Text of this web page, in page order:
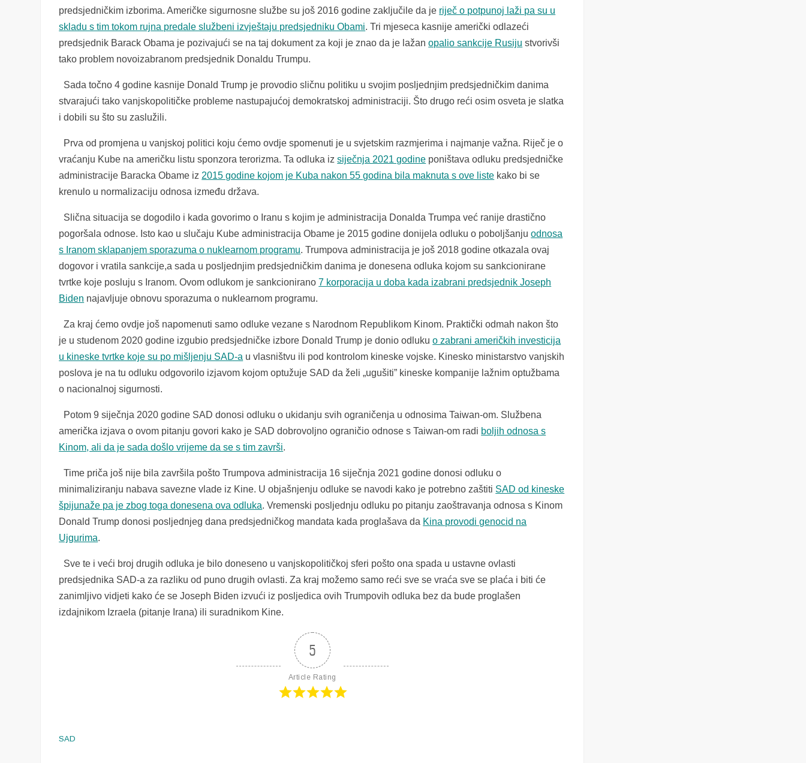
predsjedničkim izborima. Američke sigurnosne službe su još 2016 godine zaključile da je riječ o potpunoj laži pa su u
skladu s tim tokom rujna predale službeni izvještaju predsjedniku Obami. Tri mjeseca kasnije američki odlazeći
predsjednik Barack Obama je pozivajući se na taj dokument za koji je znao da je lažanopalio sankcije Rusiju stvorivši
tako problem novoizabranom predsjednik Donaldu Trumpu.
Sada točno 4 godine kasnije Donald Trump je provodio sličnu politiku u svojim posljednjim predsjedničkim danima
stvarajući tako vanjskopolitičke probleme nastupajućoj demokratskoj administraciji. Što drugo reći osim osveta je slatka
i dobili su što su zaslužili.
Prva od promjena u vanjskoj politici koju ćemo ovdje spomenuti je u svjetskim razmjerima i najmanje važna. Riječ je o
vraćanju Kube na američku listu sponzora terorizma. Ta odluka izsiječnja 2021 godine poništava odluku predsjedničke
administracije Baracka Obame iz 2015 godine kojom je Kuba nakon 55 godina bila maknuta s ove liste kako bi se
krenulo u normalizaciju odnosa između država.
Slična situacija se dogodilo i kada govorimo o Iranu s kojim je administracija Donalda Trumpa već ranije drastično
pogoršala odnose. Isto kao u slučaju Kube administracija Obame je 2015 godine donijela odluku o poboljšanjuodnosa
s Iranom sklapanjem sporazuma o nuklearnom programu. Trumpova administracija je još 2018 godine otkazala ovaj
dogovor i vratila sankcije,a sada u posljednjim predsjedničkim danima je donesena odluka kojom su sankcionirane
tvrtke koje posluju s Iranom. Ovom odlukom je sankcionirano7 korporacija u doba kada izabrani predsjednik Joseph
Biden najavljuje obnovu sporazuma o nuklearnom programu.
Za kraj ćemo ovdje još napomenuti samo odluke vezane s Narodnom Republikom Kinom. Praktički odmah nakon što
je u studenom 2020 godine izgubio predsjedničke izbore Donald Trump je donio odlukuo zabrani američkih investicija
u kineske tvrtke koje su po mišljenju SAD-a u vlasništvu ili pod kontrolom kineske vojske. Kinesko ministarstvo vanjskih
poslova je na tu odluku odgovorilo izjavom kojom optužuje SAD da želi „ugušiti” kineske kompanije lažnim optužbama
o nacionalnoj sigurnosti.
Potom 9 siječnja 2020 godine SAD donosi odluku o ukidanju svih ograničenja u odnosima Taiwan-om. Službena
američka izjava o ovom pitanju govori kako je SAD dobrovoljno ograničio odnose s Taiwan-om radi boljih odnosa s
Kinom, ali da je sada došlo vrijeme da se s tim završi.
Time priča još nije bila završila pošto Trumpova administracija 16 siječnja 2021 godine donosi odluku o
minimaliziranju nabava savezne vlade iz Kine. U objašnjenju odluke se navodi kako je potrebno zaštiti SAD od kineske
špijunaže pa je zbog toga donesena ova odluka. Vremenski posljednju odluku po pitanju zaoštravanja odnosa s Kinom
Donald Trump donosi posljednjeg dana predsjedničkog mandata kada proglašava da Kina provodi genocid na
Ujgurima.
Sve te i veći broj drugih odluka je bilo doneseno u vanjskopolitičkoj sferi pošto ona spada u ustavne ovlasti
predsjednika SAD-a za razliku od puno drugih ovlasti. Za kraj možemo samo reći sve se vraća sve se plaća i biti će
zanimljivo vidjeti kako će se Joseph Biden izvući iz posljedica ovih Trumpovih odluka bez da bude proglašen
izdajnikom Izraela (pitanje Irana) ili suradnikom Kine.
5
Article Rating
SAD